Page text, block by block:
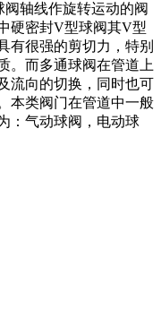
轴线作旋转运动的阀
硬密封V型球阀其V型
有很强的剪切力，特别
。而多通球阀在管道上
流向的切换，同时也可
本类阀门在管道中一般
：气动球阀，电动球